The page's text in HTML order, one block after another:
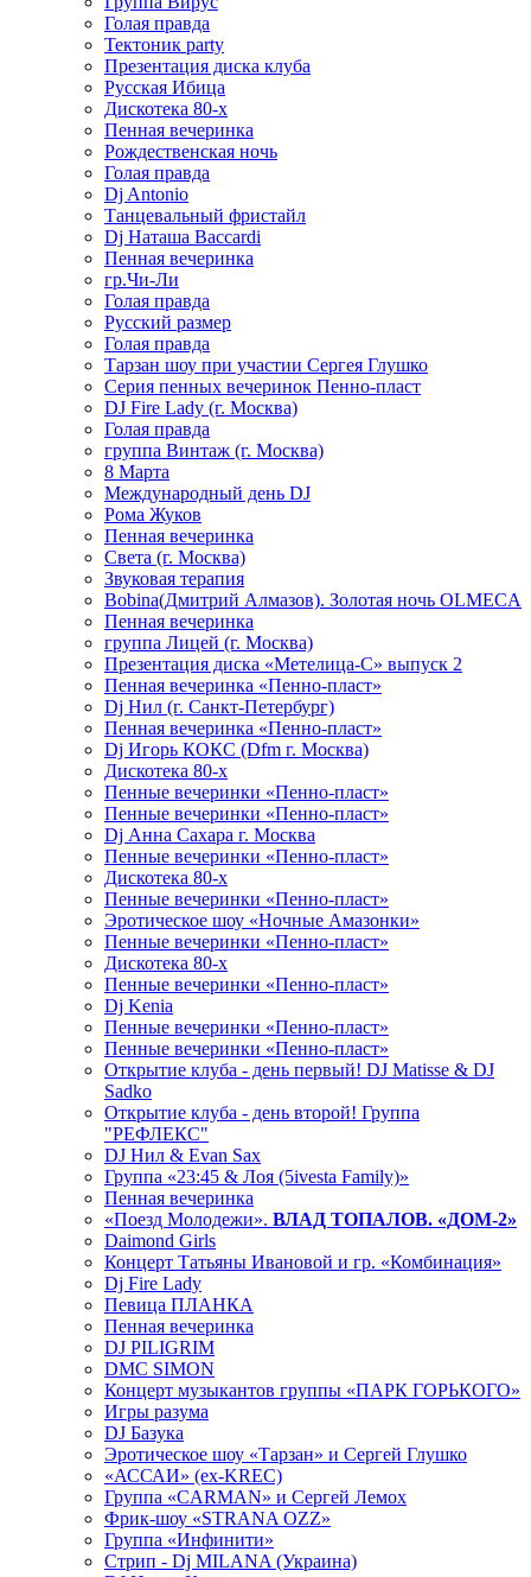
Голая правда
Тектоник party
Презентация диска клуба
Русская Ибица
Дискотека 80-х
Пенная вечеринка
Рождественская ночь
Голая правда
Dj Antonio
Танцевальный фристайл
Dj Наташа Baccardi
Пенная вечеринка
гр.Чи-Ли
Голая правда
Русский размер
Голая правда
Тарзан шоу при участии Сергея Глушко
Серия пенных вечеринок Пенно-пласт
DJ Fire Lady (г. Москва)
Голая правда
группа Винтаж (г. Москва)
8 Марта
Международный день DJ
Рома Жуков
Пенная вечеринка
Света (г. Москва)
Звуковая терапия
Bobina(Дмитрий Алмазов). Золотая ночь OLMECA
Пенная вечеринка
группа Лицей (г. Москва)
Презентация диска «Метелица-С» выпуск 2
Пенная вечеринка «Пенно-пласт»
Dj Нил (г. Санкт-Петербург)
Пенная вечеринка «Пенно-пласт»
Dj Игорь КОКС (Dfm г. Москва)
Дискотека 80-х
Пенные вечеринки «Пенно-пласт»
Пенные вечеринки «Пенно-пласт»
Dj Анна Сахара г. Москва
Пенные вечеринки «Пенно-пласт»
Дискотека 80-х
Пенные вечеринки «Пенно-пласт»
Эротическое шоу «Ночные Амазонки»
Пенные вечеринки «Пенно-пласт»
Дискотека 80-х
Пенные вечеринки «Пенно-пласт»
Dj Kenia
Пенные вечеринки «Пенно-пласт»
Пенные вечеринки «Пенно-пласт»
Открытие клуба - день первый! DJ Matisse & DJ
Sadko
Открытие клуба - день второй! Группа
"РЕФЛЕКС"
DJ Нил & Evan Sax
Группа «23:45 & Лоя (5ivesta Family)»
Пенная вечеринка
«Поезд Молодежи». ВЛАД ТОПАЛОВ. «ДОМ-2»
Daimond Girls
Концерт Татьяны Ивановой и гр. «Комбинация»
Dj Fire Lady
Певица ПЛАНКА
Пенная вечеринка
DJ PILIGRIM
DMC SIMON
Концерт музыкантов группы «ПАРК ГОРЬКОГО»
Игры разума
DJ Базука
Эротическое шоу «Тарзан» и Сергей Глушко
«АССАИ» (ex-KREC)
Группа «CARMAN» и Сергей Лемох
Фрик-шоу «STRANA OZZ»
Группа «Инфинити»
Стрип - Dj MILANA (Украина)